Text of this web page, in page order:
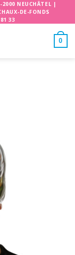
NEUCHÂTEL |
DE-FONDS
33
0